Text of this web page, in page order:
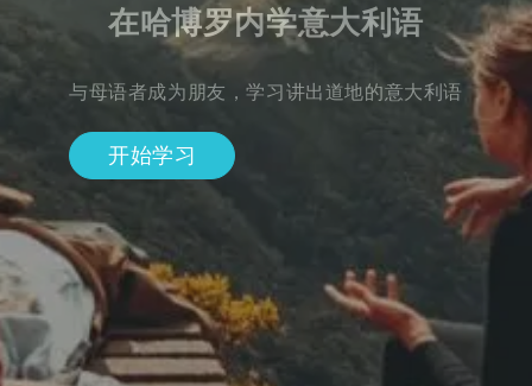
在哈博罗内学意大利语
与母语者成为朋友，学习讲出道地的意大利语
开始学习